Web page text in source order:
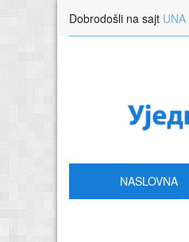
Dobrodošli na sajt
NASLOVNA